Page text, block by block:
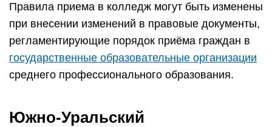
Правила приема в колледж могут быть изменены
при внесении изменений в правовые документы,
регламентирующие порядок приёма граждан в
государственные образовательные организации
среднего профессионального образования.
Южно-Уральский